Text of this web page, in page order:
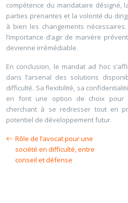
compétence du mandataire désigné,
parties prenantes et la volonté du
à bien les changements
l’importance d’agir de manière
devienne irrémédiable.
En conclusion, le mandat ad hoc
dans l’arsenal des solutions
difficulté. Sa flexibilité, sa
en font une option de choix pour
cherchant à se redresser tout en
potentiel de développement futur.
Rôle de l’avocat pour une
société en difficulté, entre
conseil et défense